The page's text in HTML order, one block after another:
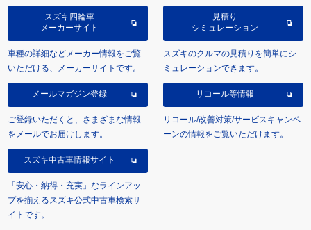
スズキ四輪車
メーカーサイト
車種の詳細などメーカー情報をご覧
いただける、メーカーサイトです。
見積り
シミュレーション
スズキのクルマの見積りを簡単にシ
ミュレーションできます。
メールマガジン登録
ご登録いただくと、さまざまな情報
をメールでお届けします。
リコール等情報
リコール/改善対策/サービスキャンペ
ーンの情報をご覧いただけます。
スズキ中古車情報サイト
「安心・納得・充実」なラインアッ
プを揃えるスズキ公式中古車検索サ
イトです。